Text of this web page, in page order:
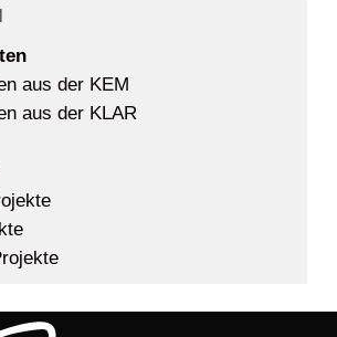
aus der KEM
aus der KLAR